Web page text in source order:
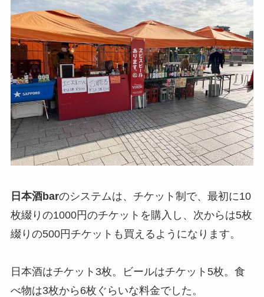
日本酒barのシステムは、チケット制で、最初に10
枚綴りの1000円のチケットを購入し、次からは5枚
綴りの500円チケットも買えるようになります。
日本酒はチケット3枚。ビールはチケット5枚。食
べ物は3枚から6枚ぐらいな料金でした。